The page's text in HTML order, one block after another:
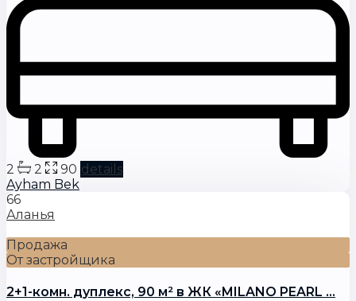
2 2 90 details
Ayham Bek
66
Аланья
Продажа
От застройщика
2+1-комн. дуплекс, 90 м² в ЖК «MILANO PEARL ...